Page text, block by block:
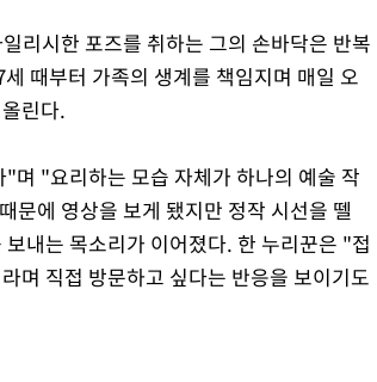
리시한 포즈를 취하는 그의 손바닥은 반복
때부터 가족의 생계를 책임지며 매일 오
린다.
며 "요리하는 모습 자체가 하나의 예술 작
문에 영상을 보게 됐지만 정작 시선을 뗄
내는 목소리가 이어졌다. 한 누리꾼은 "접
며 직접 방문하고 싶다는 반응을 보이기도